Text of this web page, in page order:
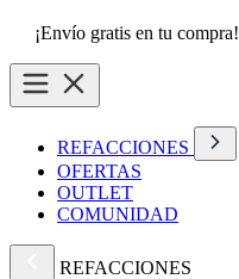
¡Envío gratis en tu compra!
REFACCIONES
OFERTAS
OUTLET
COMUNIDAD
REFACCIONES